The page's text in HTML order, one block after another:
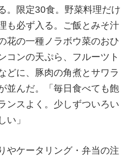
。限定30食。野菜料理だけ
も必ず入る。ご飯とみそ汁
花の一種ノラボウ菜のおひ
コンの天ぷら、フルーツト
どに、豚肉の角煮とサワラ
並んだ。「毎日食べても飽
ンスよく。少しずついろい
い」
やケータリング・弁当の注